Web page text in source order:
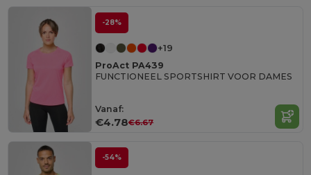
-28%
+19
ProAct PA439
FUNCTIONEEL SPORTSHIRT VOOR DAMES
Vanaf:
€4.78€6.67
-54%